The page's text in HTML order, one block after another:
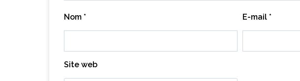
Nom * E-mail *
Site web